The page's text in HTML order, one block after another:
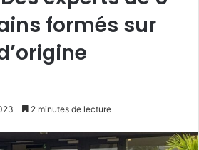
formés sur
2 minutes de lecture